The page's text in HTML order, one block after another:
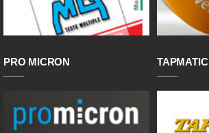
PRO MICRON TAPMATIC